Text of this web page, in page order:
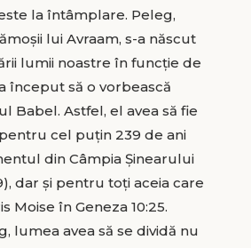
la întâmplare. Peleg,
lui Avraam, s-a născut
lumii noastre în funcţie de
început să o vorbească
Babel. Astfel, el avea să fie
cel puţin 239 de ani
din Câmpia Şinearului
dar şi pentru toţi aceia care
Moise în Geneza 10:25.
lumea avea să se dividă nu